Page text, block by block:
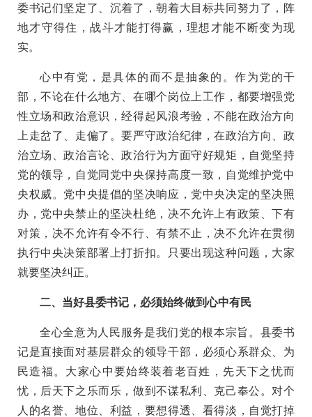
委书记们坚定了、沉着了，朝着大目标共同努力了，阵
地才守得住，战斗才能打得赢，理想才能不断变为现
实。
心中有党，是具体的而不是抽象的。作为党的干
部，不论在什么地方、在哪个岗位上工作，都要增强党
性立场和政治意识，经得起风浪考验，不能在政治方向
上走岔了、走偏了。要严守政治纪律，在政治方向、政
治立场、政治言论、政治行为方面守好规矩，自觉坚持
党的领导，自觉同党中央保持高度一致，自觉维护党中
央权威。党中央提倡的坚决响应，党中央决定的坚决照
办，党中央禁止的坚决杜绝，决不允许上有政策、下有
对策，决不允许有令不行、有禁不止，决不允许在贯彻
执行中央决策部署上打折扣。只要出现这种问题，大家
就要坚决纠正。
二、当好县委书记，必须始终做到心中有民
全心全意为人民服务是我们党的根本宗旨。县委书
记是直接面对基层群众的领导干部，必须心系群众、为
民造福。大家心中要始终装着老百姓，先天下之忧而
忧，后天下之乐而乐，做到不谋私利、克己奉公。对个
人的名誉、地位、利益，要想得透、看得淡，自觉打掉